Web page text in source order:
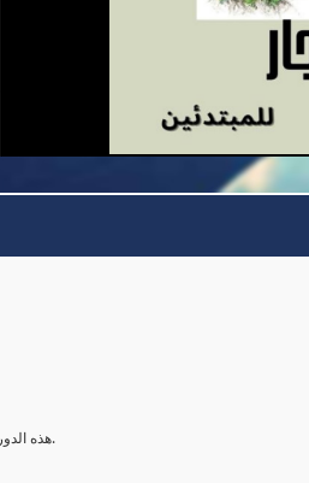
هذه الدورة سوف تعلمك بإذن الله طرق رسم الاشجار بالالوان الخشبية من البداية للنهاية.